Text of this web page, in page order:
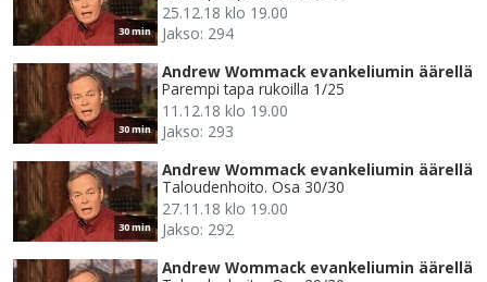
30 min
25.12.18 klo 19.00
Jakso: 294
30 min
Andrew Wommack evankeliumin äärellä
Parempi tapa rukoilla 1/25
11.12.18 klo 19.00
Jakso: 293
30 min
Andrew Wommack evankeliumin äärellä
Taloudenhoito. Osa 30/30
27.11.18 klo 19.00
Jakso: 292
Andrew Wommack evankeliumin äärellä